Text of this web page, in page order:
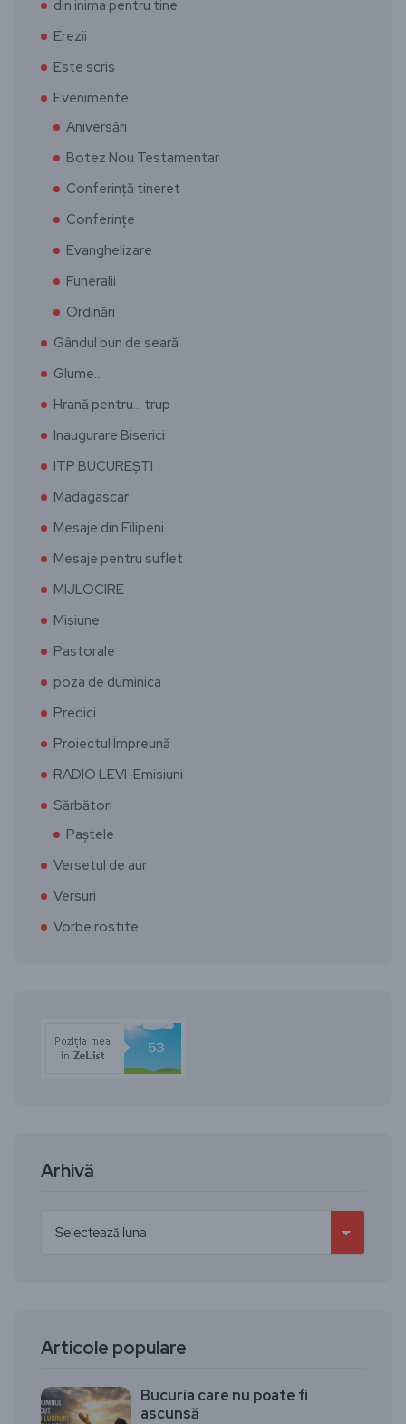
din inima pentru tine
Erezii
Este scris
Evenimente
Aniversări
Botez Nou Testamentar
Conferință tineret
Conferințe
Evanghelizare
Funeralii
Ordinări
Gândul bun de seară
Glume…
Hrană pentru… trup
Inaugurare Biserici
ITP BUCUREȘTI
Madagascar
Mesaje din Filipeni
Mesaje pentru suflet
MIJLOCIRE
Misiune
Pastorale
poza de duminica
Predici
Proiectul Împreună
RADIO LEVI-Emisiuni
Sărbători
Paștele
Versetul de aur
Versuri
Vorbe rostite ….
Arhivă
Articole populare
Bucuria care nu poate fi
ascunsă